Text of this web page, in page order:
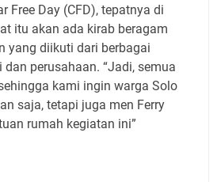
Free Day (CFD), tepatnya di
itu akan ada kirab beragam
yang diikuti dari berbagai
perusahaan. “Jadi, semua
kami ingin warga Solo
saja, tetapi juga men Ferry
rumah kegiatan ini”